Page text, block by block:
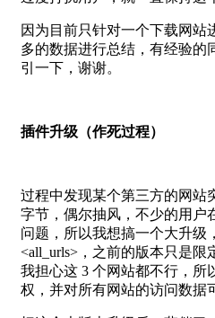
因为目前只针对一个下载网站
多的数据进行总结，有经验的
引一下，谢谢。
插件升级（作死过程）
过程中发现某个第三方的网站
字节，偶尔抽风，不少的用户
问题，所以我想搞一个大升级
<all_urls>，之前的版本只是限
我担心这 3 个网站都不行，所
权，并对所有网站的访问数据